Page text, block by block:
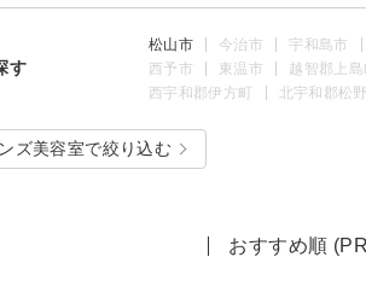
す
松山市 今治市 宇和島市
西予市
東温市 越智郡上島
西宇和郡伊方町
北宇和郡松野
ズ美容室で絞り込む
おすすめ順